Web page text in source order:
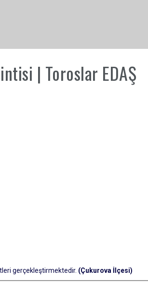
| Toroslar EDAŞ
gerçekleştirmektedir. (Çukurova İlçesi)